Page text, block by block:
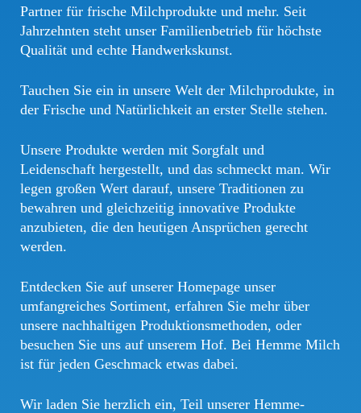
Partner für frische Milchprodukte und mehr. Seit
Jahrzehnten steht unser Familienbetrieb für höchste
Qualität und echte Handwerkskunst.
Tauchen Sie ein in unsere Welt der Milchprodukte, in
der Frische und Natürlichkeit an erster Stelle stehen.
Unsere Produkte werden mit Sorgfalt und
Leidenschaft hergestellt, und das schmeckt man. Wir
legen großen Wert darauf, unsere Traditionen zu
bewahren und gleichzeitig innovative Produkte
anzubieten, die den heutigen Ansprüchen gerecht
werden.
Entdecken Sie auf unserer Homepage unser
umfangreiches Sortiment, erfahren Sie mehr über
unsere nachhaltigen Produktionsmethoden, oder
besuchen Sie uns auf unserem Hof. Bei Hemme Milch
ist für jeden Geschmack etwas dabei.
Wir laden Sie herzlich ein, Teil unserer Hemme-